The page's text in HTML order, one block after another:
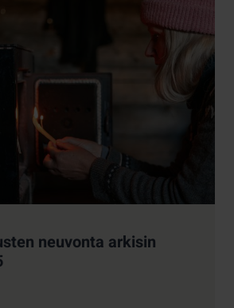
neuvonta arkisin